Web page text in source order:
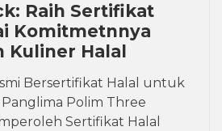
Raih Sertifikat
Komitmetnnya
Kuliner Halal
Bersertifikat Halal untuk
Polim Three
Sertifikat Halal